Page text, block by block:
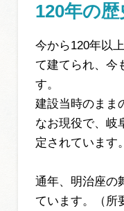
120年の
今から120年以
て建てられ、今
す。
建設当時のまま
なお現役で、岐
定されています。
通年、明治座の
ています。（所